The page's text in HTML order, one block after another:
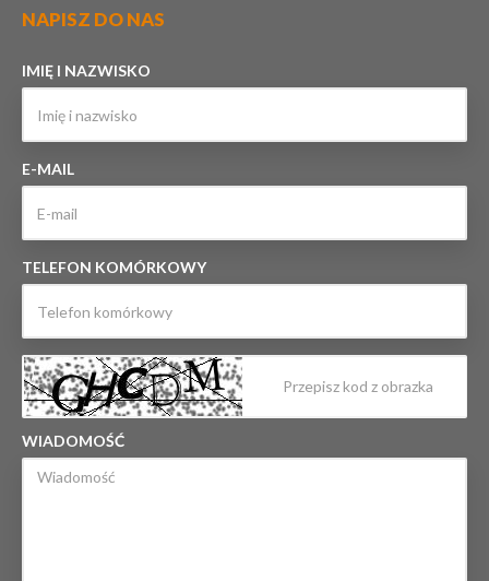
NAPISZ DO NAS
IMIĘ I NAZWISKO
E-MAIL
TELEFON KOMÓRKOWY
WIADOMOŚĆ